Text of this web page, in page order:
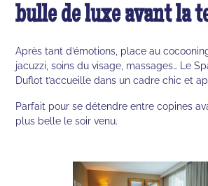
bulle de luxe avant la
Après tant d’émotions, place au
jacuzzi, soins du visage, massages… Le
Duflot t’accueille dans un cadre chic et
Parfait pour se détendre entre copines
plus belle le soir venu.